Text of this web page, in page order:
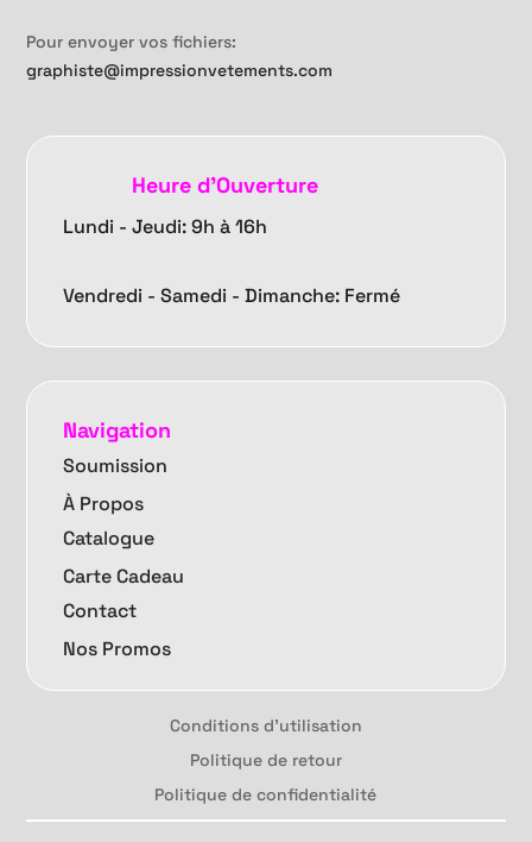
Pour envoyer vos fichiers:
graphiste@impressionvetements.com
Heure d'Ouverture
Lundi - Jeudi: 9h à 16h
Vendredi -Samedi - Dimanche: Fermé
Navigation
Soumission
À Propos
Catalogue
Carte Cadeau
Contact
Nos Promos
Conditions d'utilisation
Politique de retour
Politique de confidentialité